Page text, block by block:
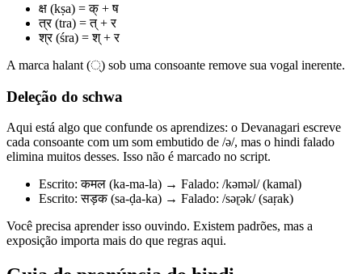
क्ष (kṣa) = क् + ष
त्र (tra) = त् + र
श्र (śra) = श् + र
A marca halant (्) sob uma consoante remove sua vogal inerente.
Deleção do schwa
Aqui está algo que confunde os aprendizes: o Devanagari escreve
cada consoante com um som embutido de /ə/, mas o hindi falado
elimina muitos desses. Isso não é marcado no script.
Escrito: कमल (ka-ma-la) → Falado: /kəməl/ (kamal)
Escrito: सड़क (sa-ḍa-ka) → Falado: /səɽək/ (saṛak)
Você precisa aprender isso ouvindo. Existem padrões, mas a
exposição importa mais do que regras aqui.